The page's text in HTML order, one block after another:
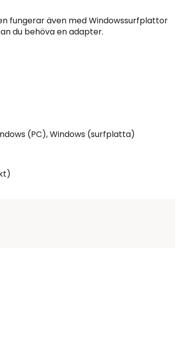
fungerar även med Windowssurfplattor
du behöva en adapter.
(PC), Windows (surfplatta)